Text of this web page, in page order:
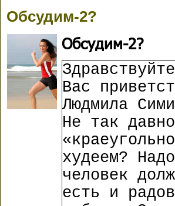
Обсудим-2?
Обсудим-2?
Вас
Людмила
Не так
худеем?
человек
есть и